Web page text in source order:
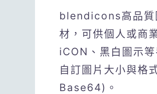
blendicons高品質
材，可供個人或商
iCON、黑白圖示
自訂圖片大小與格
Base64)。